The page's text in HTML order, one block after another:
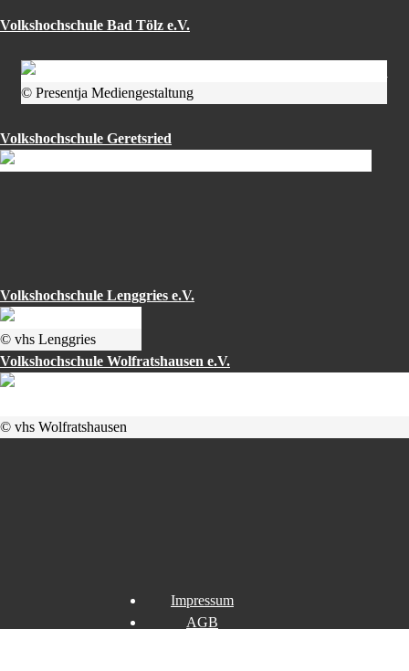
Volkshochschule Bad Tölz e.V.
© Presentja Mediengestaltung
Volkshochschule Geretsried
Volkshochschule Lenggries e.V.
© vhs Lenggries
Volkshochschule Wolfratshausen e.V.
© vhs Wolfratshausen
Impressum
AGB